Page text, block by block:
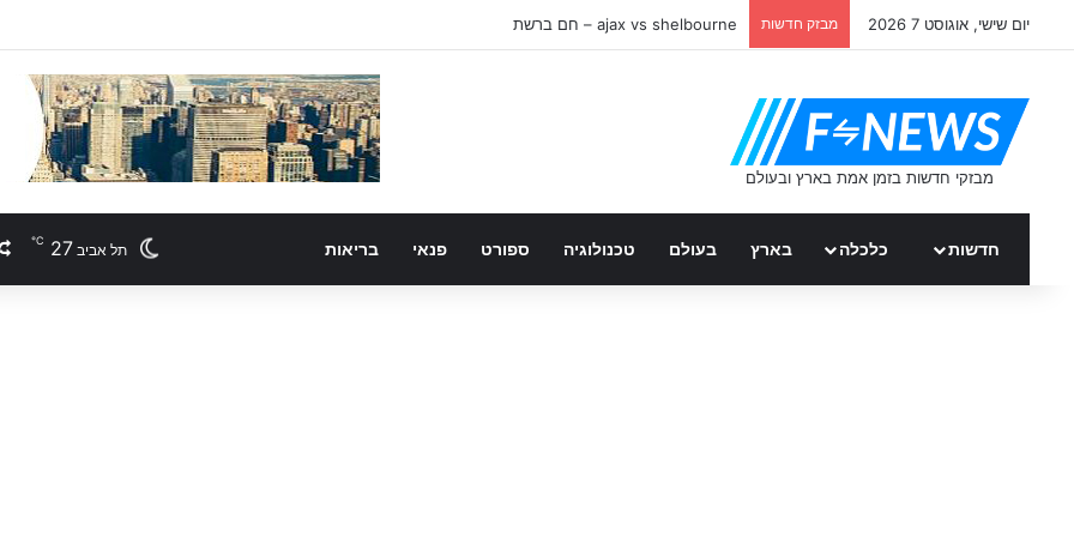
יום שישי, אוגוסט 7 2026 מבזק חדשות ajax vs shelbourne – חם ברשת
חדשות כלכלה בארץ בעולם טכנולוגיה ספורט פנאי בריאות תל אביב 27
℃